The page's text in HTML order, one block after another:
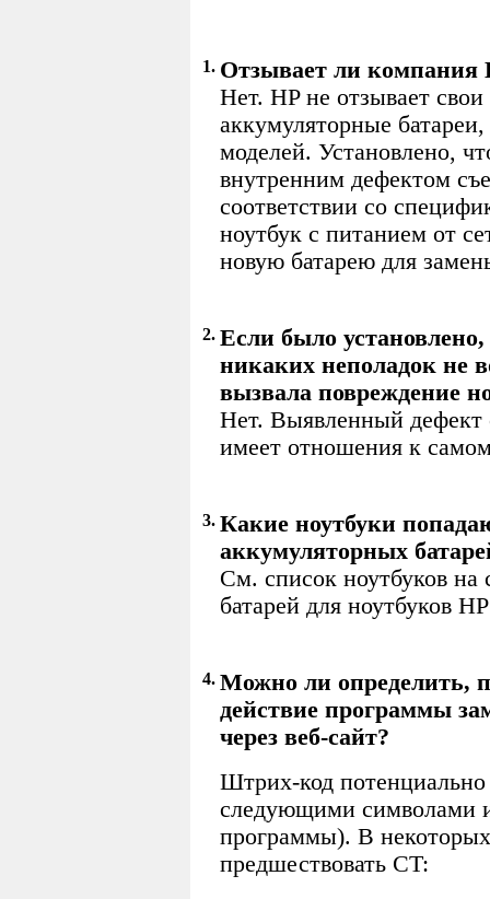
1. Отзывает ли компания
Нет. HP не отзывает
аккумуляторные
моделей. Установлено,
внутренним дефектом
соответствии со
ноутбук с питанием от
новую батарею для
2. Если было
никаких неполадок не
вызвала повреждение
Нет. Выявленный дефект
имеет отношения к
3. Какие ноутбуки
аккумуляторных
См. список ноутбуков на
батарей для ноутбуков
4. Можно ли определить,
действие программы
через веб-сайт?
Штрих-код потенциально
следующими символами
программы). В
предшествовать CT: